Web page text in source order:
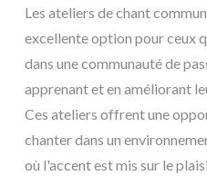
Les ateliers de chant
excellente option pour ceux
dans une communauté de
apprenant et en améliorant
Ces ateliers offrent une
chanter dans un
où l'accent est mis sur le